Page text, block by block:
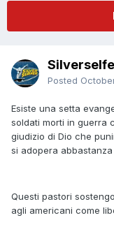
Posted
Esiste una setta
soldati morti in guerra
giudizio di Dio che
si adopera
Questi pastori
agli americani come